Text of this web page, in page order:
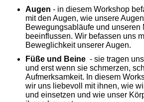
Augen - in diesem Workshop
mit den Augen, wie unsere
Bewegungsabläufe und unseren
beeinflussen. Wir befassen uns
Beweglichkeit unserer Augen.
Füße und Beine - sie tragen
und erst wenn sie schmerzen,
Aufmerksamkeit. In diesem
wir uns liebevoll mit ihnen, wie
und einsetzen und wie unser